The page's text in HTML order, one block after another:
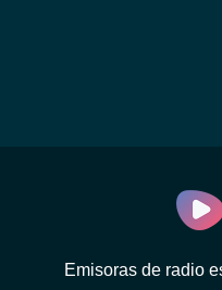
Emisoras de radio